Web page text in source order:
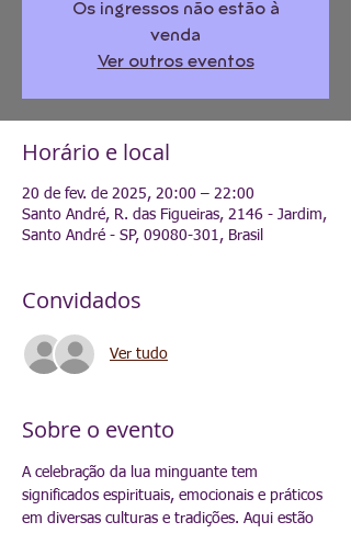
Os ingressos não estão à
venda
Ver outros eventos
Horário e local
20 de fev. de 2025, 20:00 – 22:00
Santo André, R. das Figueiras, 2146 - Jardim,
Santo André - SP, 09080-301, Brasil
Convidados
Ver tudo
Sobre o evento
A celebração da lua minguante tem
significados espirituais, emocionais e práticos
em diversas culturas e tradições. Aqui estão